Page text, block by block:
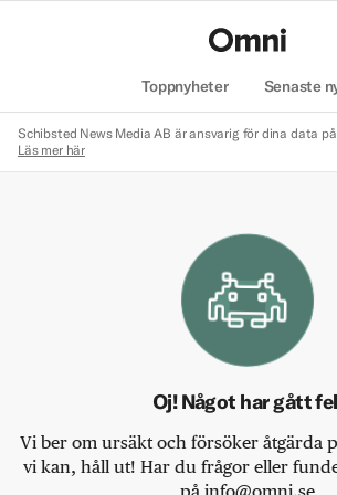
Toppnyheter Senaste
Schibsted News Media AB är ansvarig för dina data
Läs mer här
Oj! Något har gått
Vi ber om ursäkt och försöker åtgärda
vi kan, håll ut! Har du frågor eller